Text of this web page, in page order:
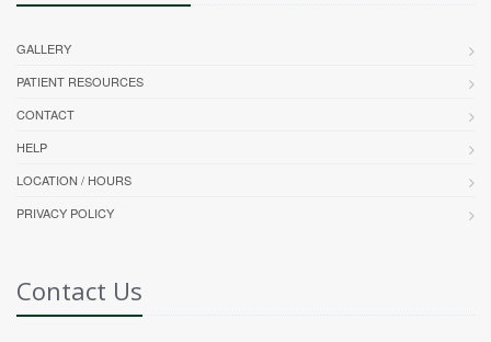
GALLERY
PATIENT RESOURCES
CONTACT
HELP
LOCATION / HOURS
PRIVACY POLICY
Contact Us